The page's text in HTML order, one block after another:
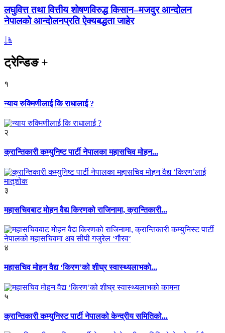
लघुवित्त तथा वित्तीय शोषणविरुद्ध किसान–मजदुर आन्दोलन
नेपालको आन्दोलनप्रति ऐक्यबद्धता जाहेर
ट्रेन्डिङ+
१
न्याय रुक्मिणीलाई कि राधालाई ?
२
क्रान्तिकारी कम्युनिष्ट पार्टी नेपालका महासचिव मोहन...
३
महासचिवबाट मोहन वैद्य किरणको राजिनामा, क्रान्तिकारी...
४
महासचिव मोहन वैद्य ‘किरण’को शीघ्र स्वास्थ्यलाभको...
५
क्रान्तिकारी कम्युनिस्ट पार्टी नेपालको केन्द्रीय समितिको...